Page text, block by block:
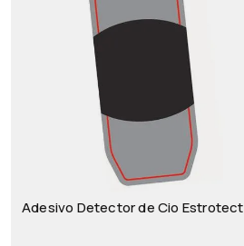
Adesivo Detector de Cio Estrotect